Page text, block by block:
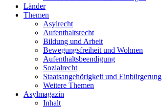
Länder
Themen
Asylrecht
Aufenthaltsrecht
Bildung und Arbeit
Bewegungsfreiheit und Wohnen
Aufenthaltsbeendigung
Sozialrecht
Staatsangehörigkeit und Einbürgerung
Weitere Themen
Asylmagazin
Inhalt